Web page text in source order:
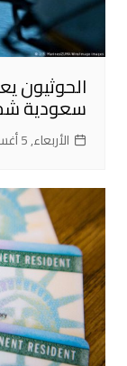
الحوثيون
سعودية
الأربعاء, 5 أغسطس 2026, 10:07